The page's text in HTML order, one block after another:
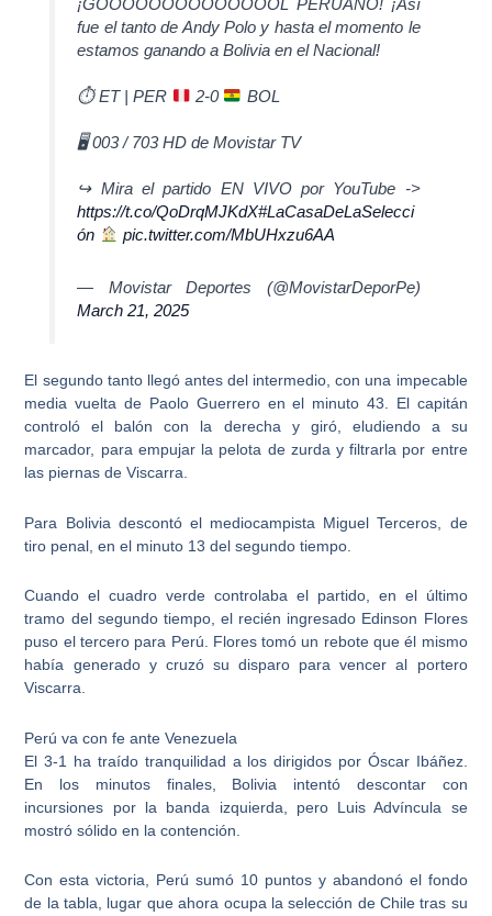
¡GOOOOOOOOOOOOOOL PERUANO! ¡Así
fue el tanto de Andy Polo y hasta el momento le
estamos ganando a Bolivia en el Nacional!
⏱ ET | PER 2-0 BOL
🖥 003 / 703 HD de Movistar TV
↪ Mira el partido EN VIVO por YouTube ->
https://t.co/QoDrqMJKdX#LaCasaDeLaSelecci
ón
pic.twitter.com/MbUHxzu6AA
— Movistar Deportes (@MovistarDeporPe)
March 21, 2025
El segundo tanto llegó antes del intermedio,con una impecable
media vuelta de Paolo Guerrero en el minuto 43 . El capitán
controló el balón con la derecha y giró, eludiendo a su
marcador, para empujar la pelota de zurda yfiltrarla por entre
las piernas de Viscarra
Para Bolivia descontó el mediocampista Miguel Terceros, de
tiro penal,en el minuto 13 del segundo tiempo.
Cuando el cuadro verde controlaba el partido, en el último
tramo del segundo tiempo, el recién ingresado Edinson Flores
puso el tercero para Perú. Flores tomó un rebote que él mismo
había generadoy cruzó su disparo para vencer al portero
Viscarra.
Perú va con fe ante Venezuela
El 3-1 ha traído tranquilidad a los dirigidos por Óscar Ibáñez.
En los minutos finales, Bolivia intentó descontar con
incursiones por la banda izquierda, pero Luis Advíncula se
mostró sólido en la contención.
Con esta victoria, Perú sumó 10 puntos y abandonó el fondo
de la tabla,
lugar que ahora ocupa la selección de Chile tras su